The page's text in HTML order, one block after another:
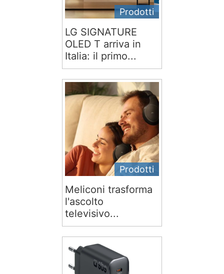
Prodotti
LG SIGNATURE
OLED T arriva in
Italia: il primo...
Prodotti
Meliconi trasforma
l'ascolto
televisivo...